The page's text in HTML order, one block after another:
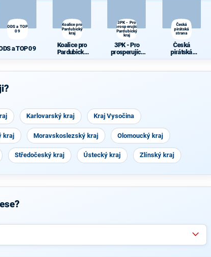
ODS a TOP
09
a TOP 09
Koalice pro
Pardubický
kraj
Koalice pro
Pardubický
3PK - Pro
prosperující
Pardubický
kraj
3PK - Pro
prosperující
Česká
pirátská
strana
Česká
pirátská
strana
Karlovarský kraj Kraj Vysočina
kraj Moravskoslezský kraj Olomoucký kraj
Středočeský kraj Ústecký kraj Zlínský kraj